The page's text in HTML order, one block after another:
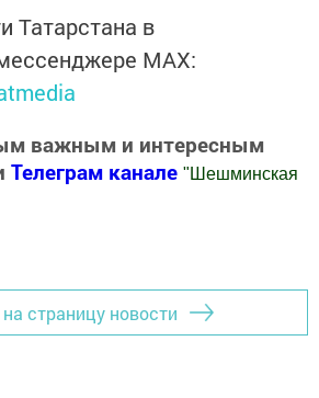
Татарстана в
MАХ:
важным и интересным
Телеграм канале " Шешминская
страницу новости